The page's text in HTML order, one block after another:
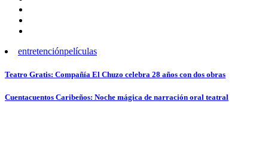
entretenciónpelículas
Navegación
de
Teatro Gratis: Compañía El Chuzo celebra 28 años con dos obras
Cuentacuentos Caribeños: Noche mágica de narración oral teatral